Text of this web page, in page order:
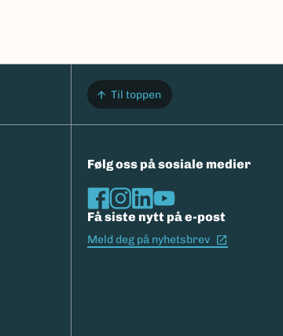
Til toppen
Følg oss på sosiale medier
Få siste nytt på e-post
Meld deg på nyhetsbrev